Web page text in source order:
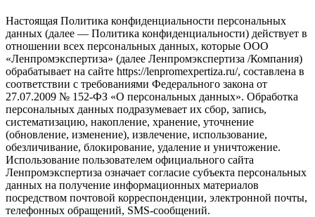
Настоящая Политика конфиденциальности персональных
данных (далее — Политика конфиденциальности) действует в
отношении всех персональных данных, которые ООО
«Ленпромэкспертиза» (далее Ленпромэкспертиза /Компания)
обрабатывает на сайте https://lenpromexpertiza.ru/, составлена в
соответствии с требованиями Федерального закона от
27.07.2009 № 152-ФЗ «О персональных данных». Обработка
персональных данных подразумевает их сбор, запись,
систематизацию, накопление, хранение, уточнение
(обновление, изменение), извлечение, использование,
обезличивание, блокирование, удаление и уничтожение.
Использование пользователем официального сайта
Ленпромэкспертиза означает согласие субъекта персональных
данных на получение информационных материалов
посредством почтовой корреспонденции, электронной почты,
телефонных обращений, SMS-сообщений.